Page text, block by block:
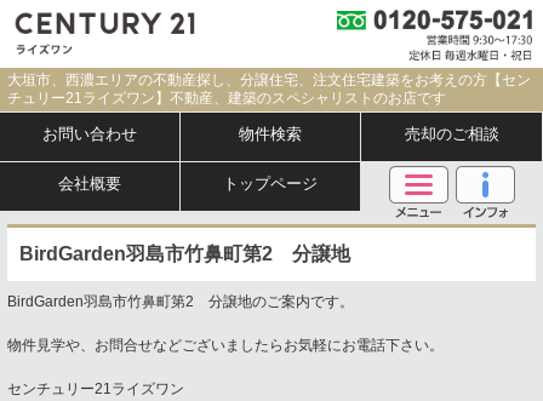
大垣市、西濃エリアの不動産探し、分譲住宅、注文住宅建築をお考えの方【セン
チュリー21ライズワン】不動産、建築のスペシャリストのお店です
お問い合わせ 物件検索 売却のご相談
会社概要 トップページ
BirdGarden羽島市竹鼻町第2 分譲地
BirdGarden羽島市竹鼻町第2 分譲地のご案内です。
物件見学や、お問合せなどございましたらお気軽にお電話下さい。
センチュリー21ライズワン